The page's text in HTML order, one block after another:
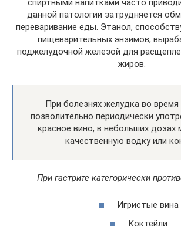
данной патологии затрудняется
переваривание еды. Этанол,
пищеварительных энзимов,
поджелудочной железой для
жиров.
При болезнях желудка во время
позволительно периодически
красное вино, в небольших дозах
качественную водку или
При гастрите категорически
Игристые вина
Коктейли